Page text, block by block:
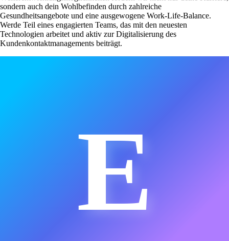
sondern auch dein Wohlbefinden durch zahlreiche
Gesundheitsangebote und eine ausgewogene Work-Life-Balance.
Werde Teil eines engagierten Teams, das mit den neuesten
Technologien arbeitet und aktiv zur Digitalisierung des
Kundenkontaktmanagements beiträgt.
E